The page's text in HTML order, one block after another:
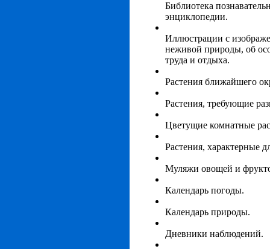
Библиотека
энциклопедии.
Иллюстрации с
неживой природы, об
труда и отдыха.
Растения ближайшего
Растения, требующие
Цветущие комнатные
Растения, характерные
Муляжи овощей и
Календарь погоды.
Календарь природы.
Дневники наблюдений.